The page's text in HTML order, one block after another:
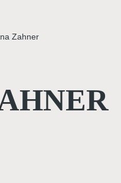
Zahner